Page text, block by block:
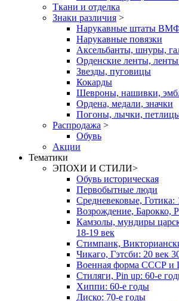
Ткани и отделка
Знаки различия >
Нарукавные штаты
Нарукавные повязки
Аксельбанты, шнуры,
Орденские ленты,
Звезды, пуговицы
Кокарды
Шевроны, нашивки,
Ордена, медали, значки
Погоны, лычки,
Распродажа >
Обувь
Акции
Тематики
ЭПОХИ И СТИЛИ>
Обувь историческая
Первобытные люди
Средневековые, Готика:
Возрождение, Барокко,
Камзолы, мундиры
18-19 век
Стимпанк,
Чикаго, Гэтсби: 20 век
Военная форма СССР и
Стиляги, Pin up: 60-е
Хиппи: 60-е годы
Диско: 70-е годы